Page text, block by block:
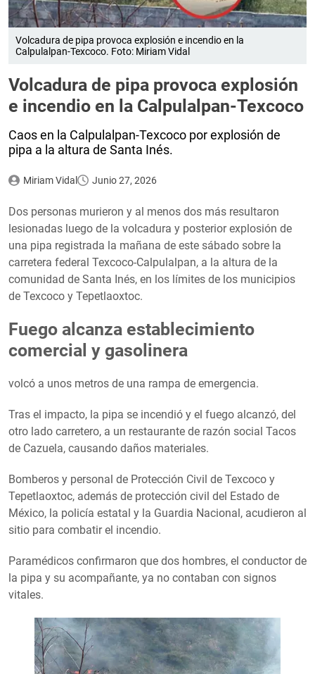
Volcadura de pipa provoca explosión e incendio en la
Calpulalpan-Texcoco. Foto: Miriam Vidal
Volcadura de pipa provoca explosión
e incendio en la Calpulalpan-Texcoco
Caos en la Calpulalpan-Texcoco por explosión de
pipa a la altura de Santa Inés.
Miriam Vidal Junio 27, 2026
Dos personas murieron y al menos dos más resultaron
lesionadas luego de la volcadura y posterior explosión de
una pipa registrada la mañana de este sábado sobre la
carretera federal Texcoco-Calpulalpan, a la altura de la
comunidad de Santa Inés, en los límites de los municipios
de Texcoco y Tepetlaoxtoc.
Fuego alcanza establecimiento
comercial y gasolinera
volcó a unos metros de una rampa de emergencia.
Tras el impacto, la pipa se incendió y el fuego alcanzó, del
otro lado carretero, a un restaurante de razón social Tacos
de Cazuela, causando daños materiales.
Bomberos y personal de Protección Civil de Texcoco y
Tepetlaoxtoc, además de protección civil del Estado de
México, la policía estatal y la Guardia Nacional, acudieron al
sitio para combatir el incendio.
Paramédicos confirmaron que dos hombres, el conductor de
la pipa y su acompañante, ya no contaban con signos
vitales.